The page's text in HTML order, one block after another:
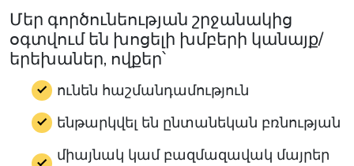
Մեր գործունեության շրջանակից
օգտվում են խոցելի խմբերի կանայք/
երեխաներ, ովքեր՝
ունեն հաշմանդամություն
ենթարկվել են ընտանեկան բռնության
միայնակ կամ բազմազավակ մայրեր